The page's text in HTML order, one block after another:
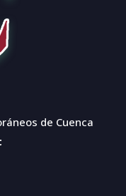
de Cuenca